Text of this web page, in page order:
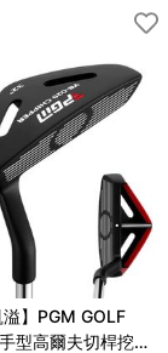
溢】PGM GOLF
型高爾夫切桿挖起